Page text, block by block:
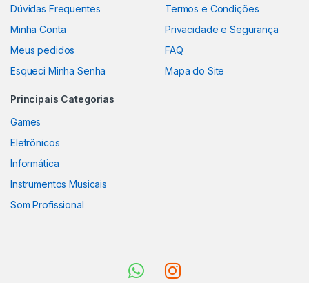
Dúvidas Frequentes
Minha Conta
Meus pedidos
Esqueci Minha Senha
Termos e Condições
Privacidade e Segurança
FAQ
Mapa do Site
Principais Categorias
Games
Eletrônicos
Informática
Instrumentos Musicais
Som Profissional